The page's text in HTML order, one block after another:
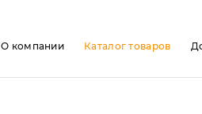
О компании Каталог товаров